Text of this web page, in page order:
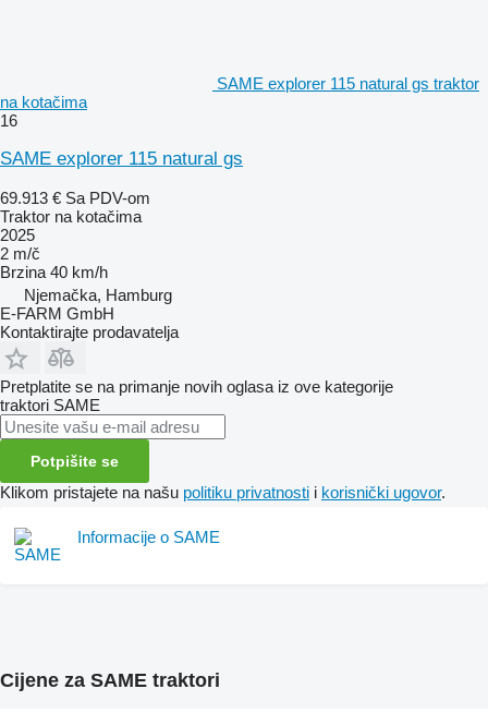
SAME explorer 115 natural gs traktor
na kotačima
16
SAME explorer 115 natural gs
69.913 € Sa PDV-om
Traktor na kotačima
2025
2 m/č
Brzina 40 km/h
Njemačka, Hamburg
E-FARM GmbH
Kontaktirajte prodavatelja
Pretplatite se na primanje novih oglasa iz ove kategorije
traktori SAME
Potpišite se
Klikom pristajete na našu politiku privatnosti i korisnički ugovor.
Informacije o SAME
Cijene za SAME traktori